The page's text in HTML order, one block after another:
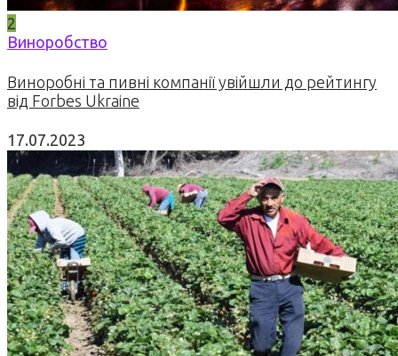
2
Виноробство
Виноробні та пивні компанії увійшли до рейтингу
від Forbes Ukraine
17.07.2023